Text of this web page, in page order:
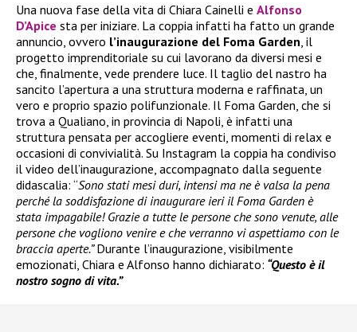
Una nuova fase della vita di Chiara Cainelli e Alfonso
D’Apice sta per iniziare. La coppia infatti ha fatto un grande
annuncio, ovvero l’inaugurazione del Foma Garden , il
progetto imprenditoriale su cui lavorano da diversi mesi e
che, finalmente, vede prendere luce. Il taglio del nastro ha
sancito l’apertura a una struttura moderna e raffinata, un
vero e proprio spazio polifunzionale. Il Foma Garden, che si
trova a Qualiano, in provincia di Napoli, è infatti una
struttura pensata per accogliere eventi, momenti di relax e
occasioni di convivialità. Su Instagram la coppia ha condiviso
il video dell’inaugurazione, accompagnato dalla seguente
didascalia: “Sono stati mesi duri, intensi ma ne è valsa la pena
perché la soddisfazione di inaugurare ieri il Foma Garden è
stata impagabile! Grazie a tutte le persone che sono venute, alle
persone che vogliono venire e che verranno vi aspettiamo con le
braccia aperte.”Durante l’inaugurazione, visibilmente
emozionati, Chiara e Alfonso hanno dichiarato: “Questo è il
nostro sogno di vita.”